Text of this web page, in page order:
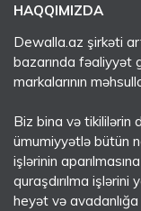
HAQQIMIZDA
Dewalla.az şirkəti
bazarında fəaliyyət
markalarının
Biz bina və tikililərin
ümumiyyətlə bütün
işlərinin
quraşdırılma
heyət və avadanlığa